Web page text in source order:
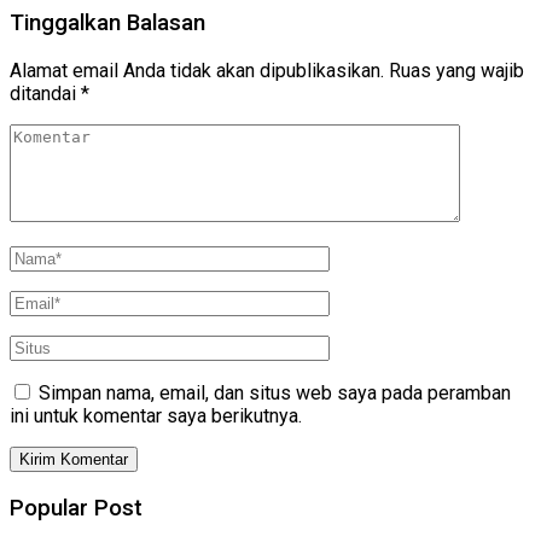
Tinggalkan Balasan
Alamat email Anda tidak akan dipublikasikan. Ruas yang wajib
ditandai *
Simpan nama, email, dan situs web saya pada peramban
ini untuk komentar saya berikutnya.
Popular Post